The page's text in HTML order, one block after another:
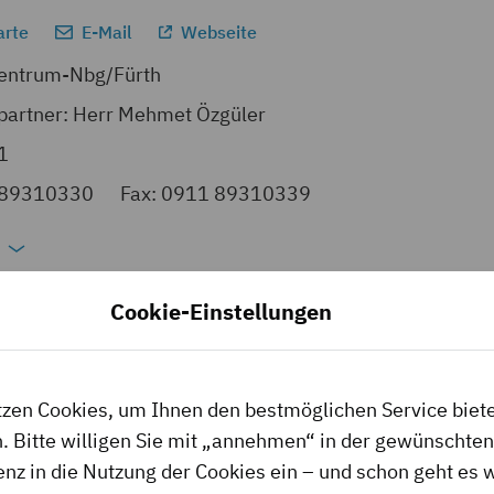
E-Mail Webseite
Nbg/Fürth
Herr Mehmet Özgüler
Fax: 0911 89310339
E-Mail Webseite
Cookie-Einstellungen
Cookies, um Ihnen den bestmöglichen Service
Bitte willigen Sie mit „annehmen“ in der gewünschten
in die Nutzung der Cookies ein – und schon geht es